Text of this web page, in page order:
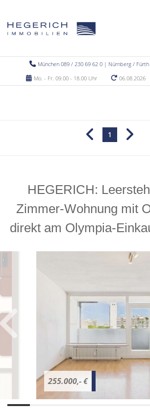
München 089 / 230 69 62 0 | Nürnberg /
Mo. - Fr. 09.00 - 18.00 Uhr
06.08.2026
1
HEGERICH:
Zimmer-Wohnung mit
direkt am Olympia-
255.000,- €